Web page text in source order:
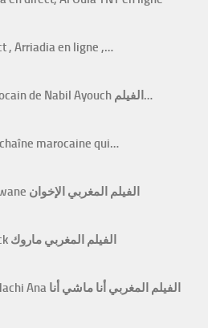
, Arriadia en ligne ,…
Zin Li Fik Le film Marocain de Nabil Ayouch الفيلم…
marocaine qui…
Film marocain Al Ikhwane الفيلم المغربي الإخوان
Film Marocain Marock الفيلم المغربي ماروك
Film marocain Ana Machi Ana الفيلم المغربي أنا ماشي أنا